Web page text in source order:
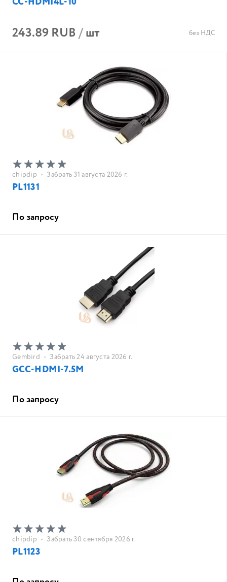
243.89 RUB/шт без НДС
chipdip • Забрать 31 августа 2026 г.
PL1131
По запросу
Gembird • Забрать 24 августа 2026 г.
GCC-HDMI-7.5M
По запросу
chipdip • Забрать 30 сентября 2026 г.
PL1123